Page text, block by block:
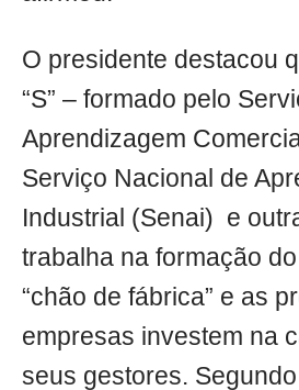
O presidente destacou
“S” – formado pelo
Aprendizagem
Serviço Nacional de
Industrial (Senai) e
trabalha na formação
“chão de fábrica” e as
empresas investem na
seus gestores.